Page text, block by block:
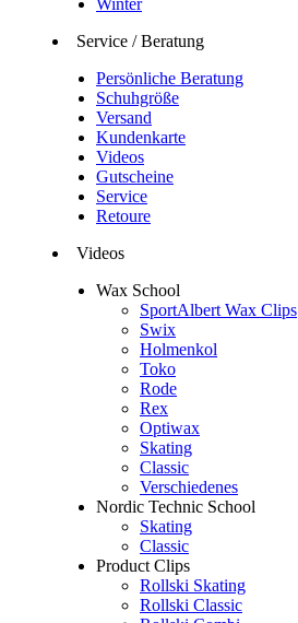
Winter
Service / Beratung
Persönliche Beratung
Schuhgröße
Versand
Kundenkarte
Videos
Gutscheine
Service
Retoure
Videos
Wax School
SportAlbert Wax Clips
Swix
Holmenkol
Toko
Rode
Rex
Optiwax
Skating
Classic
Verschiedenes
Nordic Technic School
Skating
Classic
Product Clips
Rollski Skating
Rollski Classic